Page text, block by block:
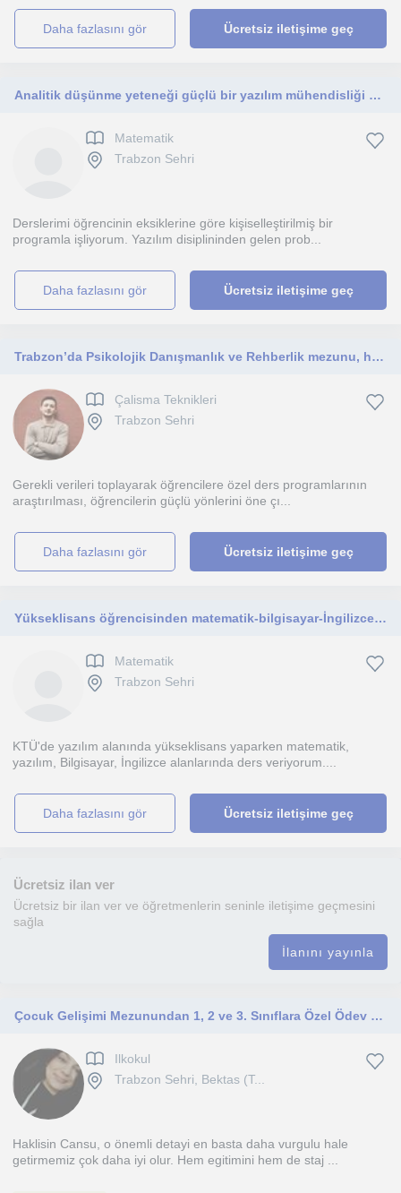
daha fazlasını gör Ücretsiz iletişime geç
Analitik düşünme yeteneği güçlü bir yazılım mühendisliği öğrencisiyim. Matematik derslerimi, mantığını kavratma odaklı olarak özel
Matematik
Trabzon Sehri
Derslerimi öğrencinin eksiklerine göre kişiselleştirilmiş bir
programla işliyorum. Yazılım disiplininden gelen prob...
daha fazlasını gör Ücretsiz iletişime geç
Trabzon’da Psikolojik Danışmanlık ve Rehberlik mezunu, hem online hem yüz yüze destek verebilecek eğitim koçluğu.
Çalisma Teknikleri
Trabzon Sehri
Gerekli verileri toplayarak öğrencilere özel ders programlarının
araştırılması, öğrencilerin güçlü yönlerini öne çı...
daha fazlasını gör Ücretsiz iletişime geç
Yükseklisans öğrencisinden matematik-bilgisayar-İngilizce dersleri
Matematik
Trabzon Sehri
KTÜ'de yazılım alanında yükseklisans yaparken matematik,
yazılım, Bilgisayar, İngilizce alanlarında ders veriyorum....
daha fazlasını gör Ücretsiz iletişime geç
Ücretsiz ilan ver
Ücretsiz bir ilan ver ve öğretmenlerin seninle iletişime geçmesini
sağla
İlanını yayınla
Çocuk Gelişimi Mezunundan 1, 2 ve 3. Sınıflara Özel Ödev Desteği ve Ders Desteği
Ilkokul
Trabzon Sehri, Bektas (T...
Haklisin Cansu, o önemli detayi en basta daha vurgulu hale
getirmemiz çok daha iyi olur. Hem egitimini hem de staj ...